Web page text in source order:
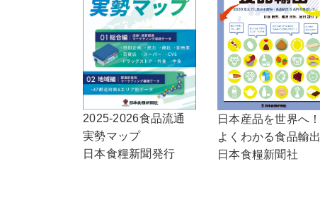
2025-2026食品流通
実勢マップ
日本食糧新聞発行
日本産品を世界へ！
よくわかる食品輸出
日本食糧新聞社